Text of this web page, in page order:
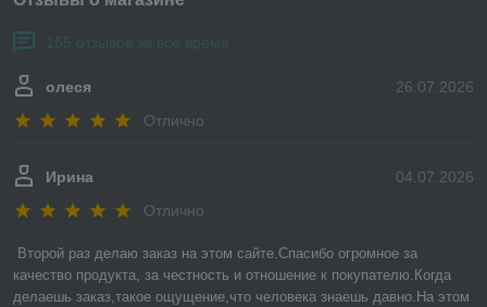
165 отзывов за всё время
26.07.2026
олеся
Отлично
04.07.2026
Ирина
Отлично
Второй раз делаю заказ на этом сайте.Спасибо огромное за
качество продукта, за честность и отношение к покупателю.Когда
делаешь заказ,такое ощущение,что человека знаешь давно.На этом